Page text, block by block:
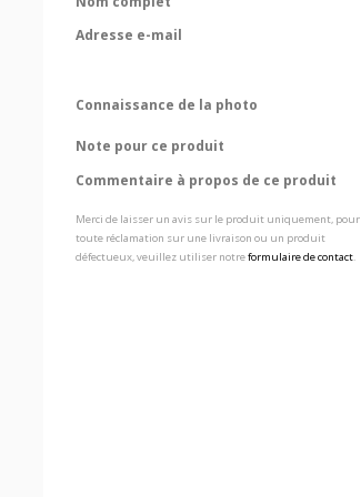
Adresse e-mail
Connaissance de la photo
Note pour ce produit
Commentaire à propos de ce produit
Merci de laisser un avis sur le produit uniquement, pour
toute réclamation sur une livraison ou un produit
défectueux, veuillez utiliser notreformulaire de contact.